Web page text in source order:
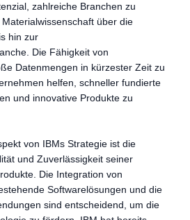
zahlreiche Branchen zu
über die
hin zur
Die Fähigkeit von
Datenmengen in kürzester Zeit zu
helfen, schneller fundierte
und innovative Produkte zu
von IBMs Strategie ist die
und Zuverlässigkeit seiner
Die Integration von
Softwarelösungen und die
sind entscheidend, um die